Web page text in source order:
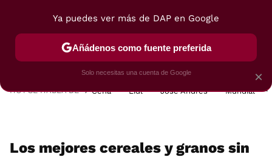
POSTRES VIAJES SELECCIÓN VEGUI
HOY SE HABLA DE Cena Lidl José Andrés Mundial
Los mejores cereales y granos sin
×
Ya puedes ver más de DAP en Google
Añádenos como fuente preferida
Solo necesitas una cuenta de Google